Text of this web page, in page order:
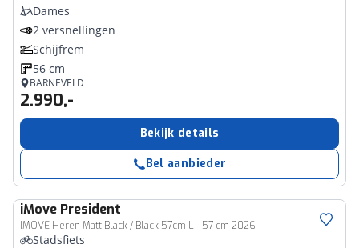
Dames
2 versnellingen
Schijfrem
56 cm
BARNEVELD
2.990,-
Bekijk details
Bel aanbieder
iMove President
IMOVE Heren Matt Black / Black 57cm L - 57 cm 2026
Stadsfiets